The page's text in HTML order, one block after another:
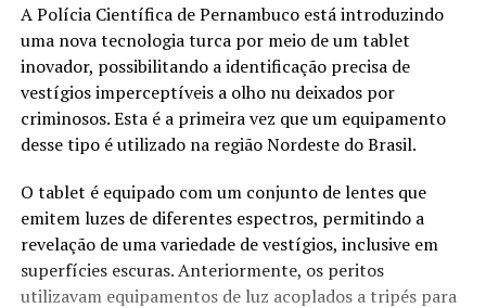
A Polícia Científica de Pernambuco está introduzindo
uma nova tecnologia turca por meio de um tablet
inovador, possibilitando a identificação precisa de
vestígios imperceptíveis a olho nu deixados por
criminosos. Esta é a primeira vez que um equipamento
desse tipo é utilizado na região Nordeste do Brasil.
O tablet é equipado com um conjunto de lentes que
emitem luzes de diferentes espectros, permitindo a
revelação de uma variedade de vestígios, inclusive em
superfícies escuras. Anteriormente, os peritos
utilizavam equipamentos de luz acoplados a tripés para